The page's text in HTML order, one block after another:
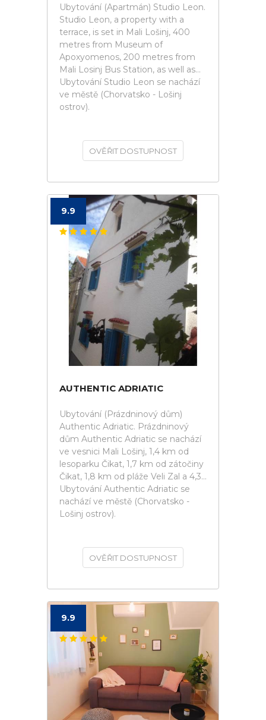
Ubytování (Apartmán) Studio Leon.
Studio Leon, a property with a
terrace, is set in Mali Lošinj, 400
metres from Museum of
Apoxyomenos, 200 metres from
Mali Losinj Bus Station, as well as...
Ubytování Studio Leon se nachází
ve městě (Chorvatsko - Lošinj
ostrov).
OVĚŘIT DOSTUPNOST
9.9
AUTHENTIC ADRIATIC
Ubytování (Prázdninový dům)
Authentic Adriatic. Prázdninový
dům Authentic Adriatic se nachází
ve vesnici Mali Lošinj, 1,4 km od
lesoparku Čikat, 1,7 km od zátočiny
Čikat, 1,8 km od pláže Veli Zal a 4,3...
Ubytování Authentic Adriatic se
nachází ve městě (Chorvatsko -
Lošinj ostrov).
OVĚŘIT DOSTUPNOST
9.9